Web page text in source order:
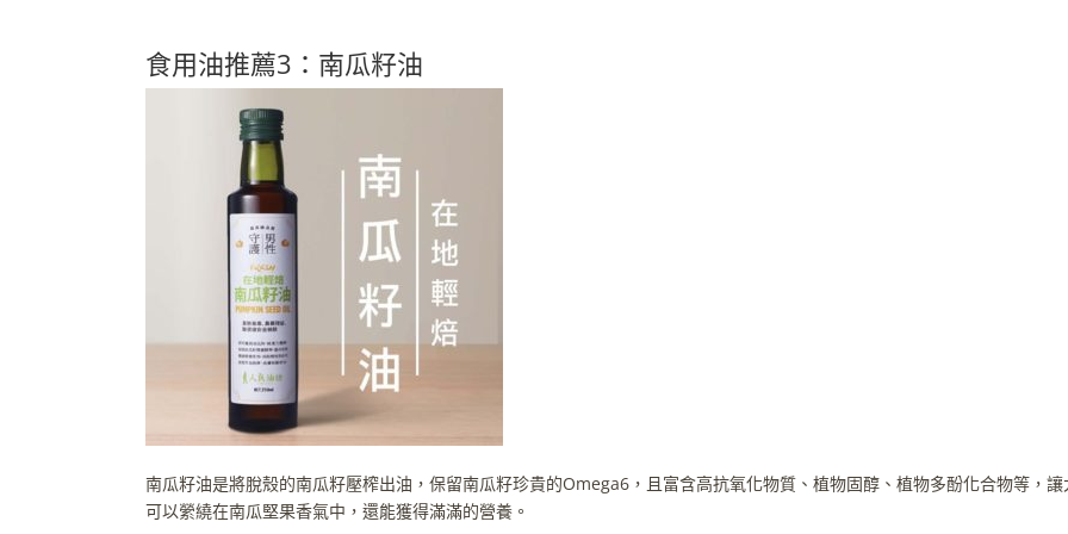
食用油推薦3：南瓜籽油
南瓜籽油是將脫殼的南瓜籽壓榨出油，保留南瓜籽珍貴的Omega6，且富含高抗氧化物質、植物固醇、植物多酚化合物等，讓
可以縈繞在南瓜堅果香氣中，還能獲得滿滿的營養。